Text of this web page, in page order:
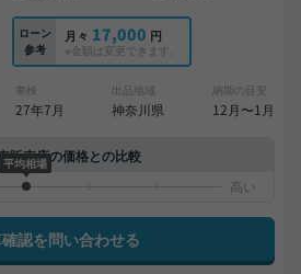
ローン
参考
月々 17,000 円
※金額は変更できます。
車検
27年7月
出品地域
神奈川県
納期の目安
12月〜1月
販売店の価格との比較
平均相場
認を問い合わせる